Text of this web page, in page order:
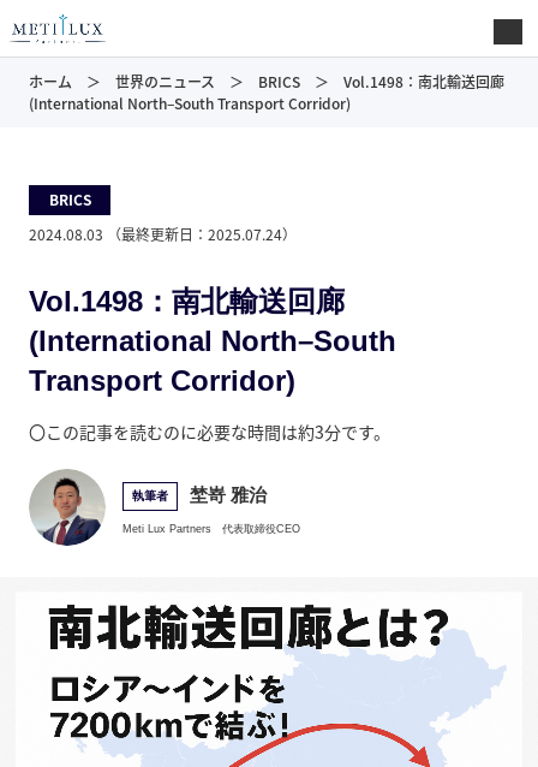
ホーム 世界のニュース BRICS
Vol.1498：南北輸送回廊
(International North–South Transport Corridor)
BRICS
2024.08.03
（最終更新日： 2025.07.24）
Vol.1498：南北輸送回廊
(International North–South
Transport Corridor)
〇この記事を読むのに必要な時間は約3分です。
執筆者 埜嵜 雅治
Meti Lux Partners 代表取締役CEO